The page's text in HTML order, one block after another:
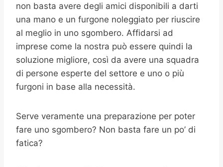
non basta avere degli amici disponibili a darti
una mano e un furgone noleggiato per riuscire
al meglio in uno sgombero. Affidarsi ad
imprese come la nostra può essere quindi la
soluzione migliore, così da avere una squadra
di persone esperte del settore e uno o più
furgoni in base alla necessità.
Serve veramente una preparazione per poter
fare uno sgombero? Non basta fare un po’ di
fatica?